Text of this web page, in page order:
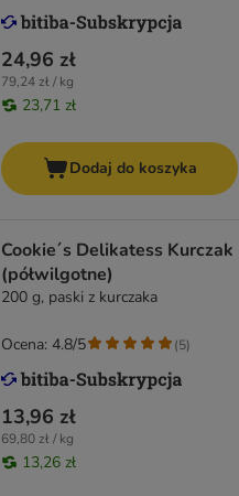
24,96 zł
79,24 zł / kg
23,71 zł
Dodaj do koszyka
Cookie´s Delikatess Kurczak
(półwilgotne)
200 g, paski z kurczaka
13,96 zł
69,80 zł / kg
13,26 zł
Ocena: 4.8/5 (5)